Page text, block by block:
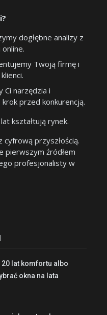
dogłębne analizy z
Twoją firmę i
Ci narzędzia i
przed konkurencją.
kształtują rynek.
przyszłością.
pierwszym źródłem
profesjonalisty w
lat komfortu albo
okna na lata